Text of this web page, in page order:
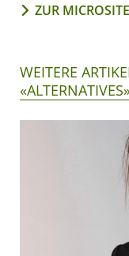
ZUR
WEITERE